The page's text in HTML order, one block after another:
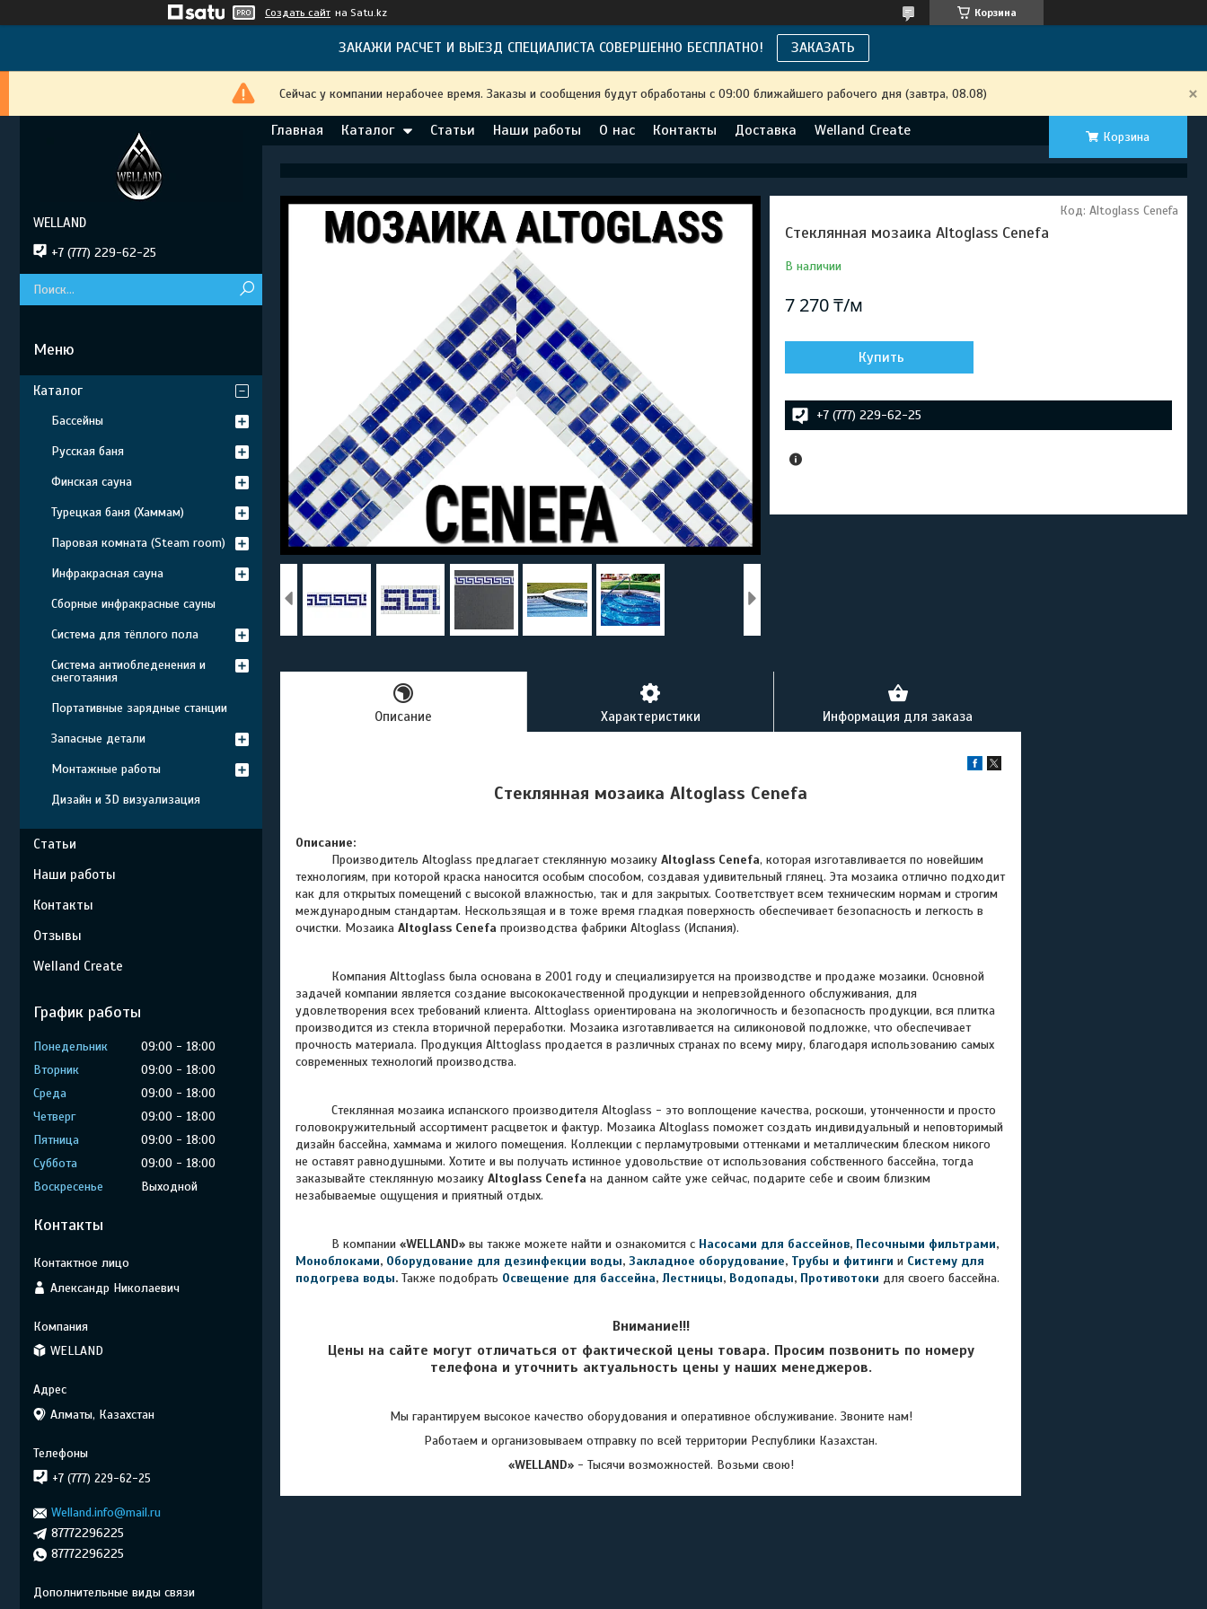
Создать сайт на Satu.kz Корзина
ЗАКАЖИ РАСЧЕТ И ВЫЕЗД СПЕЦИАЛИСТА СОВЕРШЕННО БЕСПЛАТНО! ЗАКАЗАТЬ
Сейчас у компании нерабочее время. Заказы и сообщения будут обработаны с 09:00 ближайшего рабочего дня (завтра, 08.08)
Главная Каталог Статьи Наши работы О нас Контакты Доставка Welland Create Корзина
Стеклянная мозаика Altoglass Cenefa
В наличии
Код: Altoglass Cenefa
7 270 ₸/м
Купить
+7 (777) 229-62-25
Описание Характеристики Информация для заказа
Стеклянная мозаика Altoglass Cenefa
Описание:
Производитель Altoglass предлагает стеклянную мозаику Altoglass Cenefa, которая изготавливается по новейшим
технологиям, при которой краска наносится особым способом, создавая удивительный глянец. Эта мозаика отлично подходит
как для открытых помещений с высокой влажностью, так и для закрытых. Соответствует всем техническим нормам и строгим
международным стандартам. Нескользящая и в тоже время гладкая поверхность обеспечивает безопасность и легкость в
очистки. Мозаика Altoglass Cenefa производства фабрики Altoglass (Испания).
Компания Alttoglass была основана в 2001 году и специализируется на производстве и продаже мозаики. Основной
задачей компании является создание высококачественной продукции и непревзойденного обслуживания, для
удовлетворения всех требований клиента. Alttoglass ориентирована на экологичность и безопасность продукции, вся плитка
производится из стекла вторичной переработки. Мозаика изготавливается на силиконовой подложке, что обеспечивает
прочность материала. Продукция Alttoglass продается в различных странах по всему миру, благодаря использованию самых
современных технологий производства.
Стеклянная мозаика испанского производителя Altoglass - это воплощение качества, роскоши, утонченности и просто
головокружительный ассортимент расцветок и фактур. Мозаика Altoglass поможет создать индивидуальный и неповторимый
дизайн бассейна, хаммама и жилого помещения. Коллекции с перламутровыми оттенками и металлическим блеском никого
не оставят равнодушными. Хотите и вы получать истинное удовольствие от использования собственного бассейна, тогда
заказывайте стеклянную мозаику Altoglass Cenefa на данном сайте уже сейчас, подарите себе и своим близким
незабываемые ощущения и приятный отдых.
В компании «WELLAND» вы также можете найти и ознакомится с Насосами для бассейнов, Песочными фильтрами,
Моноблоками, Оборудование для дезинфекции воды, Закладное оборудование, Трубы и фитинги и Систему для
подогрева воды. Также подобрать Освещение для бассейна, Лестницы, Водопады, Противотоки для своего бассейна.
Внимание!!!
Цены на сайте могут отличаться от фактической цены товара. Просим позвонить по номеру
телефона и уточнить актуальность цены у наших менеджеров.
Мы гарантируем высокое качество оборудования и оперативное обслуживание. Звоните нам!
Работаем и организовываем отправку по всей территории Республики Казахстан.
«WELLAND»- Тысячи возможностей. Возьми свою!
WELLAND
+7 (777) 229-62-25
Каталог
Бассейны
Русская баня
Финская сауна
Турецкая баня (Хаммам)
Паровая комната (Steam room)
Инфракрасная сауна
Сборные инфракрасные сауны
Система для тёплого пола
Система антиобледенения и
снеготаяния
Портативные зарядные станции
Запасные детали
Монтажные работы
Дизайн и 3D визуализация
Статьи
Наши работы
Контакты
Отзывы
Welland Create
График работы
Понедельник 09:00
18:00
Вторник
09:00
18:00
Среда
09:00
18:00
Четверг
09:00
18:00
Пятница
09:00
18:00
Суббота
09:00
18:00
Воскресенье
Выходной
Контакты
Александр Николаевич
WELLAND
Алматы, Казахстан
+7 (777) 229-62-25
Welland.info@mail.ru
87772296225
87772296225